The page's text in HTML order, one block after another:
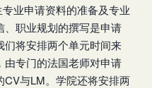
业申请资料的准备及专业
职业规划的撰写是申请
将安排两个单元时间来
由专门的法国老师对申请
与LM。学院还将安排两